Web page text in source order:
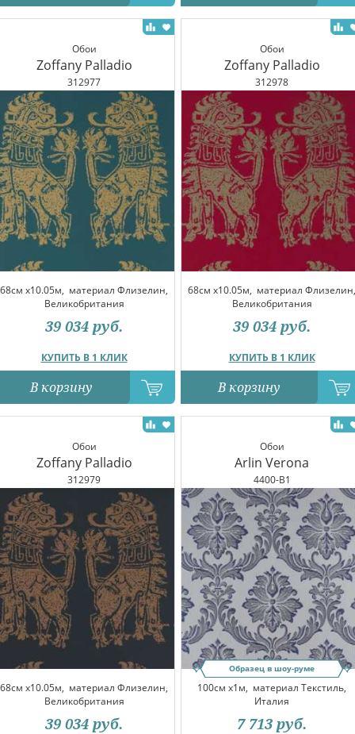
Обои
Zoffany Palladio
312977
68см x10.05м, материал Флизелин,
Великобритания
КУПИТЬ В 1 КЛИК
39 034 руб.
В корзину
Обои
Zoffany Palladio
312978
68см x10.05м, материал Флизелин,
Великобритания
КУПИТЬ В 1 КЛИК
39 034 руб.
В корзину
Обои
Zoffany Palladio
312979
68см x10.05м, материал Флизелин,
Великобритания
39 034 руб.
Обои
Arlin Verona
4400-B1
Образец в шоу-руме
100см x1м, материал Текстиль,
Италия
7 713 руб.